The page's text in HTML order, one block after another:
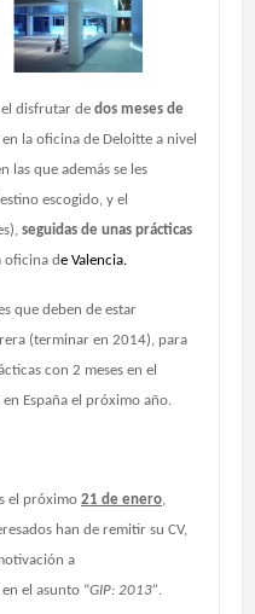
disfrutar de dos meses de
en la oficina de Deloitte a nivel
las que además se les
escogido, y el
seguidas de unas prácticas
oficina de Valencia.
que deben de estar
(terminar en 2014), para
con 2 meses en el
España el próximo año.
el próximo 21 de enero,
han de remitir su CV,
a
el asunto “GIP: 2013”.